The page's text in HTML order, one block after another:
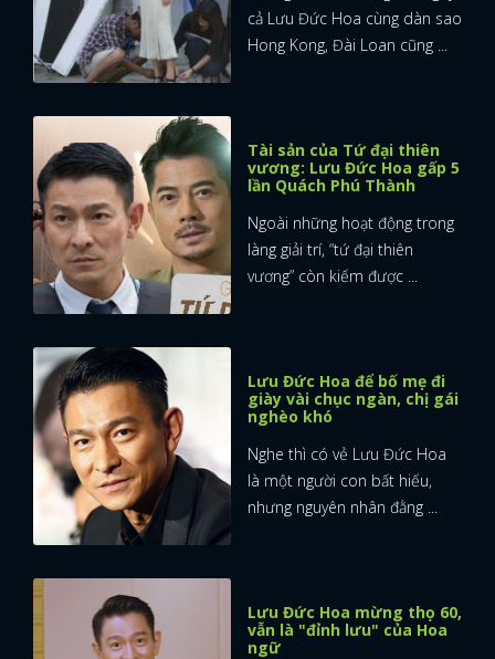
cả Lưu Đức Hoa cùng dàn sao
Hong Kong, Đài Loan cũng ...
Tài sản của Tứ đại thiên
vương: Lưu Đức Hoa gấp 5
lần Quách Phú Thành
Ngoài những hoạt động trong
làng giải trí, “tứ đại thiên
vương” còn kiếm được ...
Lưu Đức Hoa để bố mẹ đi
giày vài chục ngàn, chị gái
nghèo khó
Nghe thì có vẻ Lưu Đức Hoa
là một người con bất hiếu,
nhưng nguyên nhân đằng ...
Lưu Đức Hoa mừng thọ 60,
vẫn là "đỉnh lưu" của Hoa
ngữ